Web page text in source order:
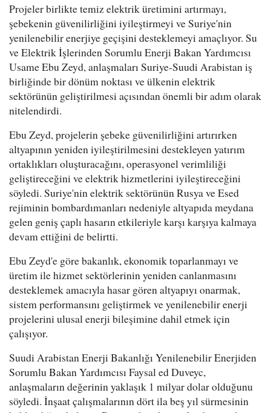
Projeler birlikte temiz elektrik üretimini artırmayı,
şebekenin güvenilirliğini iyileştirmeyi ve Suriye'nin
yenilenebilir enerjiye geçişini desteklemeyi amaçlıyor. Su
ve Elektrik İşlerinden Sorumlu Enerji Bakan Yardımcısı
Usame Ebu Zeyd, anlaşmaları Suriye-Suudi Arabistan iş
birliğinde bir dönüm noktası ve ülkenin elektrik
sektörünün geliştirilmesi açısından önemli bir adım olarak
nitelendirdi.
Ebu Zeyd, projelerin şebeke güvenilirliğini artırırken
altyapının yeniden iyileştirilmesini destekleyen yatırım
ortaklıkları oluşturacağını, operasyonel verimliliği
geliştireceğini ve elektrik hizmetlerini iyileştireceğini
söyledi. Suriye'nin elektrik sektörünün Rusya ve Esed
rejiminin bombardımanları nedeniyle altyapıda meydana
gelen geniş çaplı hasarın etkileriyle karşı karşıya kalmaya
devam ettiğini de belirtti.
Ebu Zeyd'e göre bakanlık, ekonomik toparlanmayı ve
üretim ile hizmet sektörlerinin yeniden canlanmasını
desteklemek amacıyla hasar gören altyapıyı onarmak,
sistem performansını geliştirmek ve yenilenebilir enerji
projelerini ulusal enerji bileşimine dahil etmek için
çalışıyor.
Suudi Arabistan Enerji Bakanlığı Yenilenebilir Enerjiden
Sorumlu Bakan Yardımcısı Faysal ed Duveyc,
anlaşmaların değerinin yaklaşık 1 milyar dolar olduğunu
söyledi. İnşaat çalışmalarının dört ila beş yıl sürmesinin